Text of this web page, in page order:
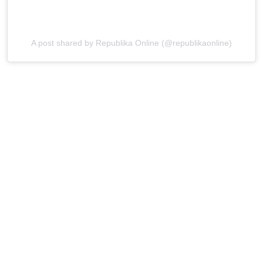
A post shared by Republika Online (@republikaonline)